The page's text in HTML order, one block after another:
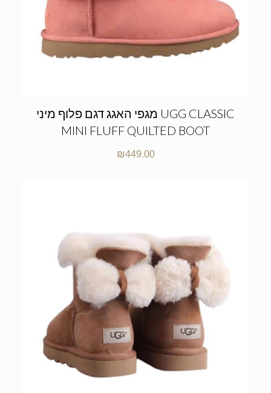
מגפי האגג דגם פלוף מיני UGG CLASSIC
MINI FLUFF QUILTED BOOT
₪449.00